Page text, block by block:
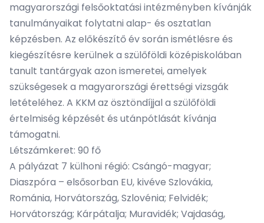
magyarországi felsőoktatási intézményben kívánják
tanulmányaikat folytatni alap- és osztatlan
képzésben. Az előkészítő év során ismétlésre és
kiegészítésre kerülnek a szülőföldi középiskolában
tanult tantárgyak azon ismeretei, amelyek
szükségesek a magyarországi érettségi vizsgák
letételéhez. A KKM az ösztöndíjjal a szülőföldi
értelmiség képzését és utánpótlását kívánja
támogatni.
Létszámkeret: 90 fő
A pályázat 7 külhoni régió: Csángó-magyar;
Diaszpóra – elsősorban EU, kivéve Szlovákia,
Románia, Horvátország, Szlovénia; Felvidék;
Horvátország; Kárpátalja; Muravidék; Vajdaság,